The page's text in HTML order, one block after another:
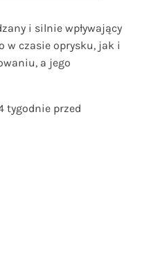
i silnie wpływający
w czasie oprysku, jak i
a jego
tygodnie przed